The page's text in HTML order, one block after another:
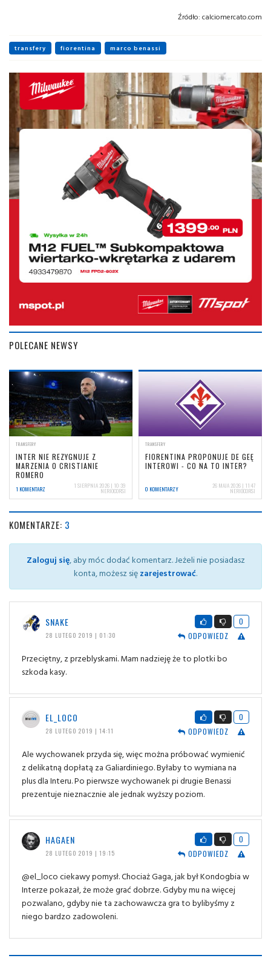
Źródło: calciomercato.com
transfery fiorentina marco benassi
POLECANE NEWSY
TRANSFERY
INTER NIE REZYGNUJE Z
MARZENIA O CRISTIANIE
ROMERO
1 KOMENTARZ 1 SIERPNIA 2026 | 10:39
NERIOCORSI
TRANSFERY
FIORENTINA PROPONUJE DE GEĘ
INTEROWI - CO NA TO INTER?
0 KOMENTARZY 26 MAJA 2026 | 11:47
NERIOCORSI
KOMENTARZE: 3
Zaloguj się, aby móc dodać komentarz. Jeżeli nie posiadasz
konta, możesz sięzarejestrować.
SNAKE
28 LUTEGO 2019 | 01:30
0
ODPOWIEDZ
Przeciętny, z przeblyskami. Mam nadzieję że to plotki bo
szkoda kasy.
EL_LOCO
28 LUTEGO 2019 | 14:11
0
ODPOWIEDZ
Ale wychowanek przyda się, więc można próbować wymienić
z delikatną dopłatą za Galiardiniego. Byłaby to wymiana na
plus dla Interu. Po pierwsze wychowanek pi drugie Benassi
prezentuje nieznacznie ale jednak wyższy poziom.
HAGAEN
28 LUTEGO 2019 | 19:15
0
ODPOWIEDZ
@el_loco ciekawy pomysł. Chociaż Gaga, jak był Kondogbia w
Interze pokazał, że może grać dobrze. Gdyby mu na więcej
pozwalano, gdyby nie ta zachowawcza gra to bylibyśmy z
niego bardzo zadowoleni.